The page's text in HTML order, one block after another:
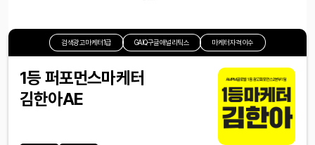
검색광고마케터1급 GAIQ구글애널리틱스 마케터자격이수
1등 퍼포먼스마케터
김한아AE